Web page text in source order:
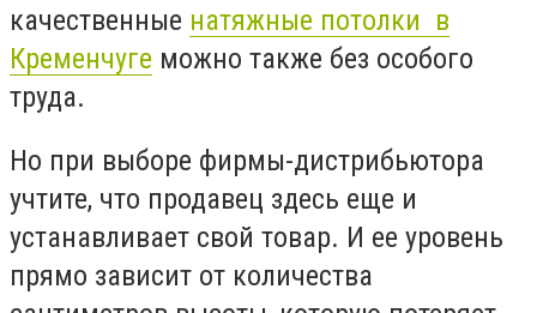
качественные натяжные потолки в
Кременчуге можно также без особого
труда.
Но при выборе фирмы-дистрибьютора
учтите, что продавец здесь еще и
устанавливает свой товар. И ее уровень
прямо зависит от количества